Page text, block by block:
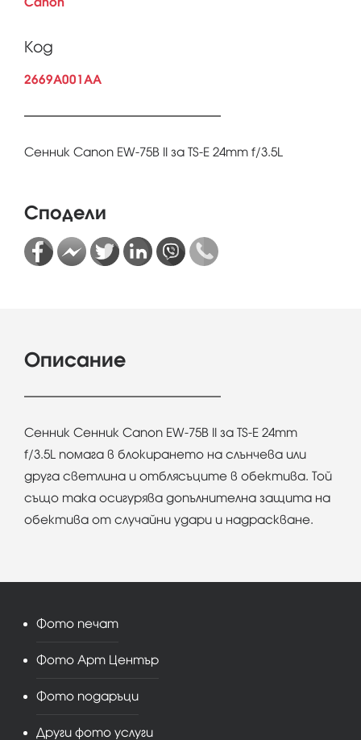
Код
2669A001AA
Сенник Canon EW-75B II за TS-E 24mm f/3.5L
Сподели
Описание
Сенник Сенник Canon EW-75B II за TS-E 24mm
f/3.5L помага в блокирането на слънчева или
друга светлина и отблясъците в обектива. Той
също така осигурява допълнителна защита на
обектива от случайни удари и надраскване.
Фото печат
Фото Арт Център
Фото подаръци
Други фото услуги